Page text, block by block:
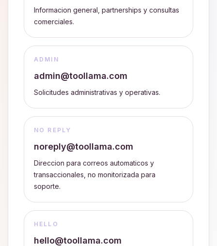
Informacion general, partnerships y consultas
comerciales.
ADMIN
admin@toollama.com
Solicitudes administrativas y operativas.
NO REPLY
noreply@toollama.com
Direccion para correos automaticos y
transaccionales, no monitorizada para
soporte.
HELLO
hello@toollama.com